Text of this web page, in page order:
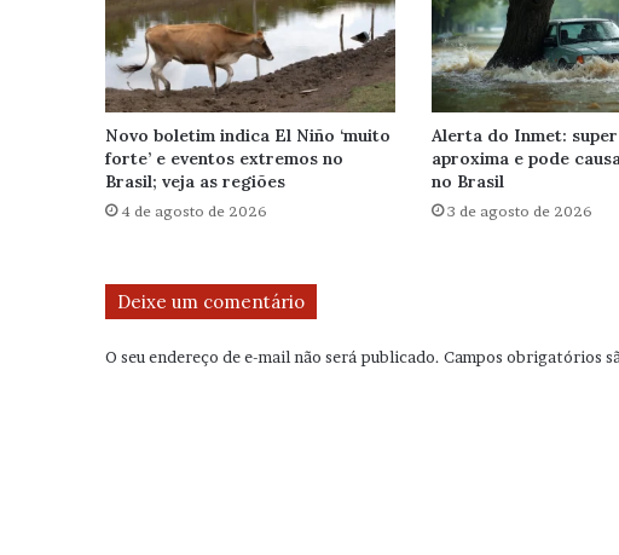
Novo boletim indica El Niño ‘muito
forte’ e eventos extremos no
Brasil; veja as regiões
4 de agosto de 2026
Alerta do Inmet:
aproxima e pode
no Brasil
3 de agosto de 2026
Deixe um comentário
O seu endereço de e-mail não será publicado. Campos obrigatórios